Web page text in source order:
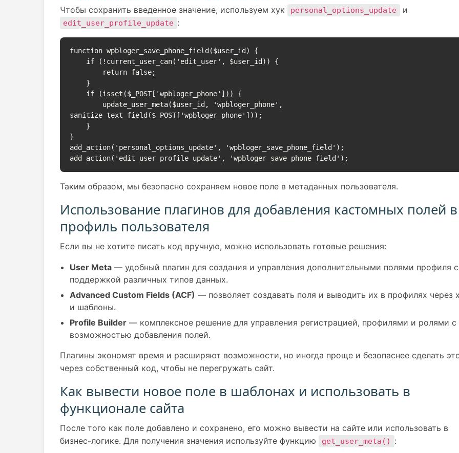
Чтобы сохранить введенное значение, используем хук personal_options_update и
edit_user_profile_update :
function wpbloger_save_phone_field($user_id) {
sanitize_text_field($_POST['wpbloger_phone']));
}
add_action('personal_options_update', 'wpbloger_save_phone_field');
add_action('edit_user_profile_update', 'wpbloger_save_phone_field');
Таким образом, мы безопасно сохраняем новое поле в метаданных пользователя.
Использование плагинов для добавления кастомных полей в
профиль пользователя
Если вы не хотите писать код вручную, можно использовать готовые решения:
User Meta — удобный плагин для создания и управления дополнительными полями профиля с
поддержкой различных типов данных.
Advanced Custom Fields (ACF) — позволяет создавать поля и выводить их в профилях через
и шаблоны.
Profile Builder — комплексное решение для управления регистрацией, профилями и ролями с
возможностью добавления полей.
Плагины экономят время и расширяют возможности, но иногда проще и безопаснее сделать
через собственный код, чтобы не перегружать сайт.
Как вывести новое поле в шаблонах и использовать в
функционале сайта
После того как поле добавлено и сохранено, его можно вывести на сайте или использовать в
бизнес-логике. Для получения значения используйте функцию
get_user_meta() :